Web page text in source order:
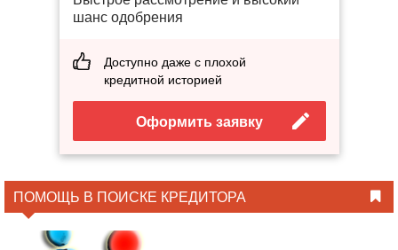
шанс одобрения
Доступно даже с плохой
кредитной историей
Оформить заявку
ПОМОЩЬ В ПОИСКЕ КРЕДИТОРА